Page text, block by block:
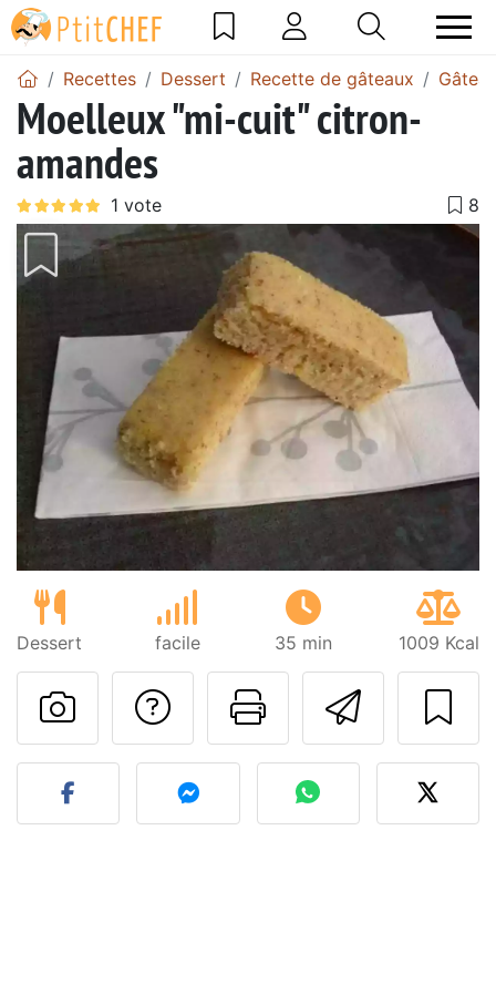
Recettes Dessert Recette de gâteaux
Moelleux "mi-cuit" citron-
amandes
Dessert facile 35 min 1009 Kcal
Imprimer
Poser une
Publier votre photo de